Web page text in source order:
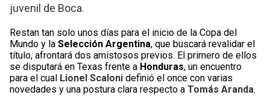
juvenil de Boca.
Restan tan solo unos días para el inicio de la Copa del
Mundo y la Selección Argentina, que buscará revalidar el
título, afrontará dos amistosos previos. El primero de ellos
se disputará en Texas frente a Honduras, un encuentro
para el cual Lionel Scaloni definió el once con varias
novedades y una postura clara respecto aTomás Aranda.